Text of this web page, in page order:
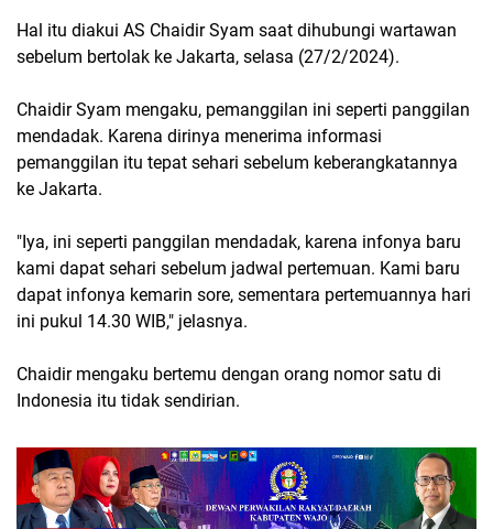
Hal itu diakui AS Chaidir Syam saat dihubungi wartawan
sebelum bertolak ke Jakarta, selasa (27/2/2024).
Chaidir Syam mengaku, pemanggilan ini seperti panggilan
mendadak. Karena dirinya menerima informasi
pemanggilan itu tepat sehari sebelum keberangkatannya
ke Jakarta.
"Iya, ini seperti panggilan mendadak, karena infonya baru
kami dapat sehari sebelum jadwal pertemuan. Kami baru
dapat infonya kemarin sore, sementara pertemuannya hari
ini pukul 14.30 WIB," jelasnya.
Chaidir mengaku bertemu dengan orang nomor satu di
Indonesia itu tidak sendirian.